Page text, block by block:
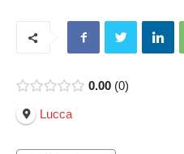
0.00 0
Lucca